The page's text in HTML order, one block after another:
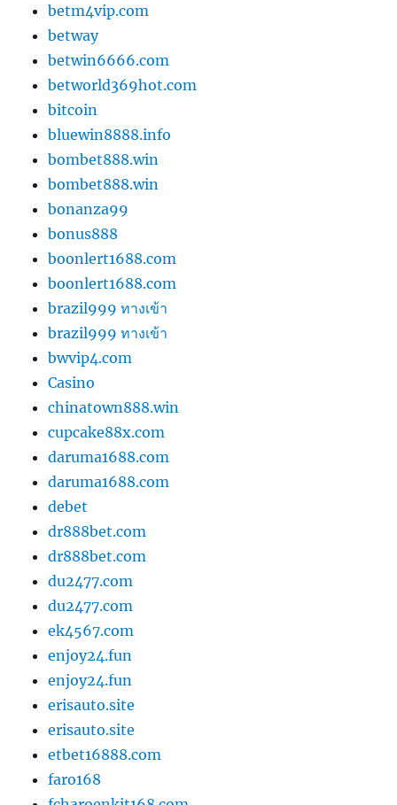
betm4vip.com
betway
betwin6666.com
betworld369hot.com
bitcoin
bluewin8888.info
bombet888.win
bombet888.win
bonanza99
bonus888
boonlert1688.com
boonlert1688.com
brazil999 ทางเข้า
brazil999 ทางเข้า
bwvip4.com
Casino
chinatown888.win
cupcake88x.com
daruma1688.com
daruma1688.com
debet
dr888bet.com
dr888bet.com
du2477.com
du2477.com
ek4567.com
enjoy24.fun
enjoy24.fun
erisauto.site
erisauto.site
etbet16888.com
faro168